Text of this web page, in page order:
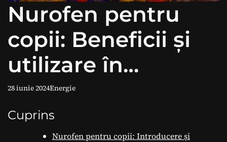
Nurofen pentru
copii: Beneficii și
utilizare în
siguranță
28 iunie 2024Energie
Cuprins
Nurofen pentru copii: Introducere și